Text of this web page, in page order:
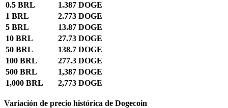
0.5 BRL
1.387 DOGE
1 BRL
2.773 DOGE
5 BRL
13.87 DOGE
10 BRL
27.73 DOGE
50 BRL
138.7 DOGE
100 BRL
277.3 DOGE
500 BRL
1,387 DOGE
1,000 BRL
2,773 DOGE
Variación de precio histórica de Dogecoin